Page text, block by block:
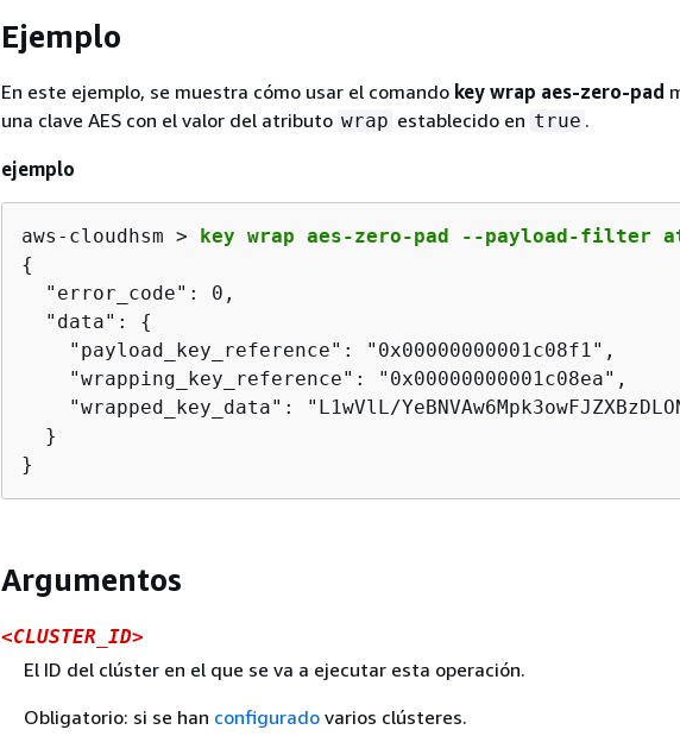
Ejemplo
En este ejemplo, se muestra cómo usar el comando key wrap aes-zero-pad
una clave AES con el valor del atributo wrap establecido en true .
ejemplo
aws-cloudhsm > key wrap aes-zero-pad --payload-filter
{
  "error_code": 0,
  "data":
{
    "payload_key_reference": "0x00000000001c08f1",
    "wrapping_key_reference": "0x00000000001c08ea",
"wrapped_key_data": "L1wVlL/
  }
}
Argumentos
<CLUSTER_ID>
El ID del clúster en el que se va a ejecutar esta operación.
Obligatorio: si se han configuradovarios clústeres.